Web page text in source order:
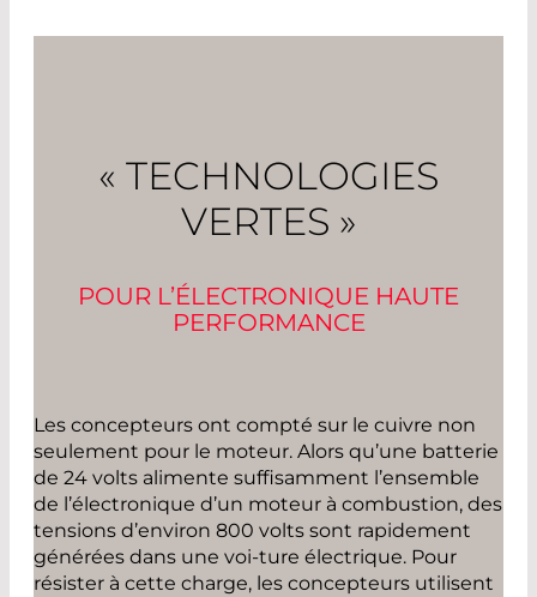
« TECHNOLOGIES
VERTES »
POUR L’ÉLECTRONIQUE HAUTE
PERFORMANCE
Les concepteurs ont compté sur le cuivre non
seulement pour le moteur. Alors qu’une batterie
de 24 volts alimente suffisamment l’ensemble
de l’électronique d’un moteur à combustion, des
tensions d’environ 800 volts sont rapidement
générées dans une voi-ture électrique. Pour
résister à cette charge, les concepteurs utilisent